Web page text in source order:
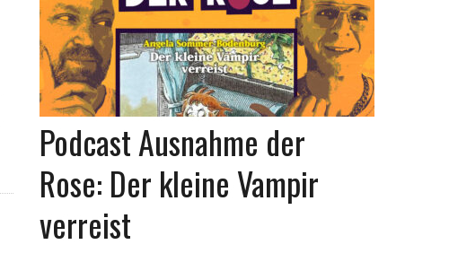
Podcast Ausnahme der
Rose: Der kleine Vampir
verreist